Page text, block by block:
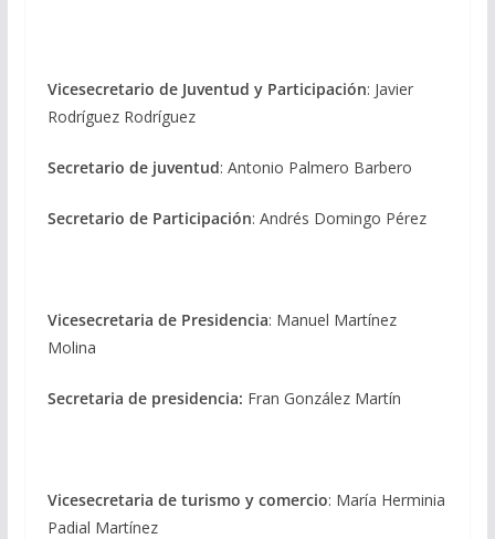
Vicesecretario de Juventud y Participación: Javier
Rodríguez Rodríguez
Secretario de juventud: Antonio Palmero Barbero
Secretario de Participación: Andrés Domingo Pérez
Vicesecretaria de Presidencia: Manuel Martínez
Molina
Secretaria de presidencia: Fran González Martín
Vicesecretaria de turismo y comercio: María Herminia
Padial Martínez